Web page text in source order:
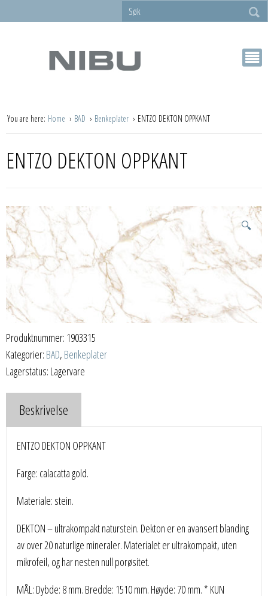
You are here: Home BAD Benkeplater ENTZO DEKTON OPPKANT
ENTZO DEKTON OPPKANT
🔍
Produktnummer: 1903315
Kategorier: BAD, Benkeplater
Lagerstatus: Lagervare
Beskrivelse
ENTZO DEKTON OPPKANT
Farge: calacatta gold.
Materiale: stein.
DEKTON – ultrakompakt naturstein. Dekton er en avansert blanding
av over 20 naturlige mineraler. Materialet er ultrakompakt, uten
mikrofeil, og har nesten null porøsitet.
MÅL: Dybde: 8 mm. Bredde: 1510 mm. Høyde: 70 mm. * KUN